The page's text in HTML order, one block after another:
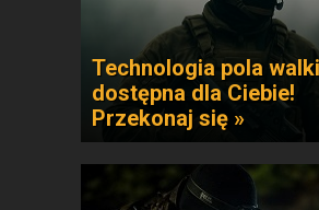
Technologia pola walki
dostępna dla Ciebie!
Przekonaj się »